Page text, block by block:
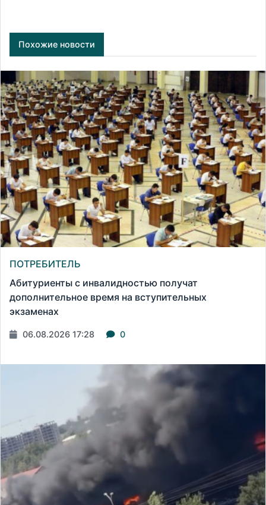
Похожие новости
ПОТРЕБИТЕЛЬ
Абитуриенты с инвалидностью получат
дополнительное время на вступительных
экзаменах
06.08.2026 17:28 0